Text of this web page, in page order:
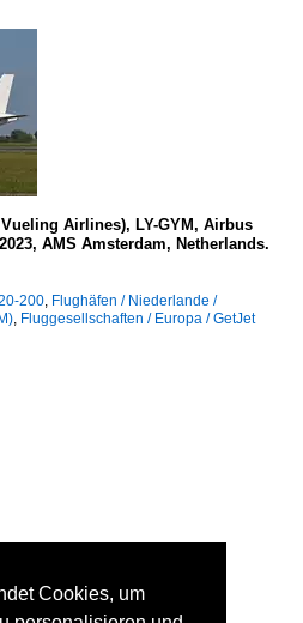
Airlines), LY-GYM, Airbus
AMS Amsterdam, Netherlands.
200, Flughäfen / Niederlande /
, Fluggesellschaften / Europa / GetJet
Cookies, um